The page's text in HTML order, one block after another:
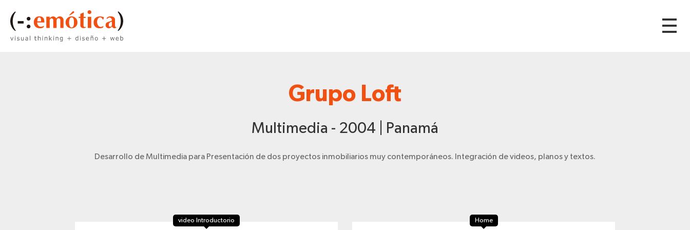
Grupo Loft
Multimedia - 2004 | Panamá
Desarrollo de Multimedia para Presentación de dos proyectos inmobiliarios muy contemporáneos. Integración de videos, planos y textos.
video Introductorio Home